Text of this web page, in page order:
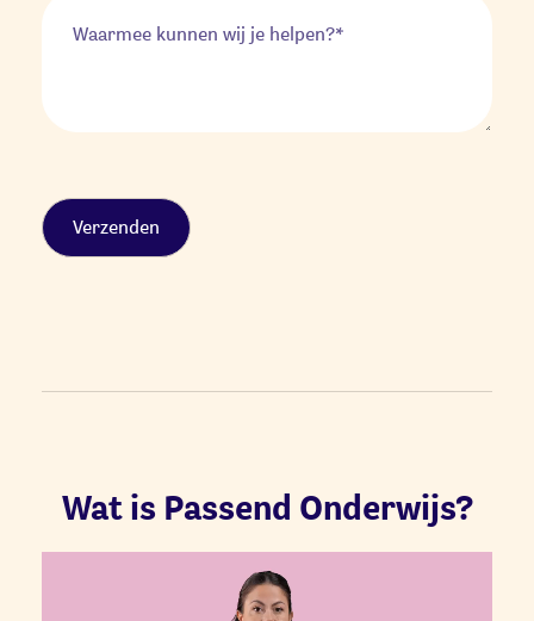
Wat is Passend Onderwijs?